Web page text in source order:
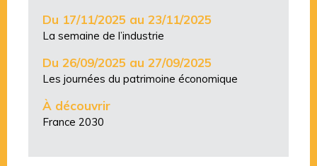
Du 17/11/2025 au 23/11/2025
La semaine de l’industrie
Du 26/09/2025 au 27/09/2025
Les journées du patrimoine économique
À découvrir
France 2030